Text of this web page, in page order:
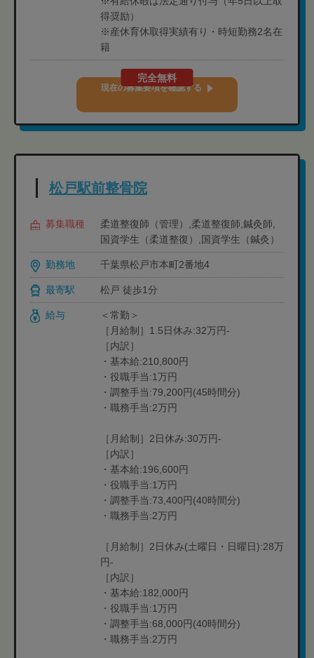
得奨励）
※産休育休取得実績有り・時短勤務2名在
籍
完全無料
現在の募集要項を確認する
松戸駅前整骨院
募集職種
柔道整復師（管理）,柔道整復師,鍼灸師,
国資学生（柔道整復）,国資学生（鍼灸）
勤務地 千葉県松戸市本町2番地4
最寄駅 松戸 徒歩1分
給与
＜常勤＞
［月給制］1.5日休み:32万円-
［内訳］
・基本給:210,800円
・役職手当:1万円
・調整手当:79,200円(45時間分)
・職務手当:2万円
［月給制］2日休み:30万円-
［内訳］
・基本給:196,600円
・役職手当:1万円
・調整手当:73,400円(40時間分)
・職務手当:2万円
［月給制］2日休み(土曜日・日曜日):28万
円-
［内訳］
・基本給:182,000円
・役職手当:1万円
・調整手当:68,000円(40時間分)
・職務手当:2万円